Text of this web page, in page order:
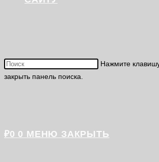
Нажмите
закрыть панель поиска.
₽0 0 МЕНЮ ЗАКРЫТЬ